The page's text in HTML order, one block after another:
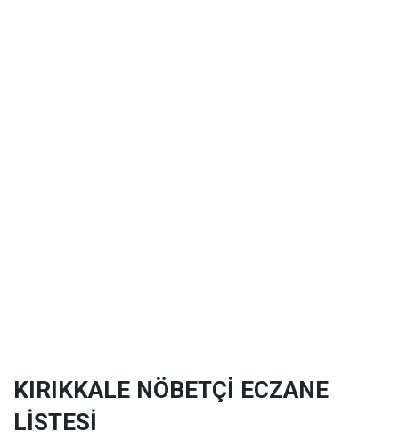
KIRIKKALE NÖBETÇİ ECZANE
LİSTESİ